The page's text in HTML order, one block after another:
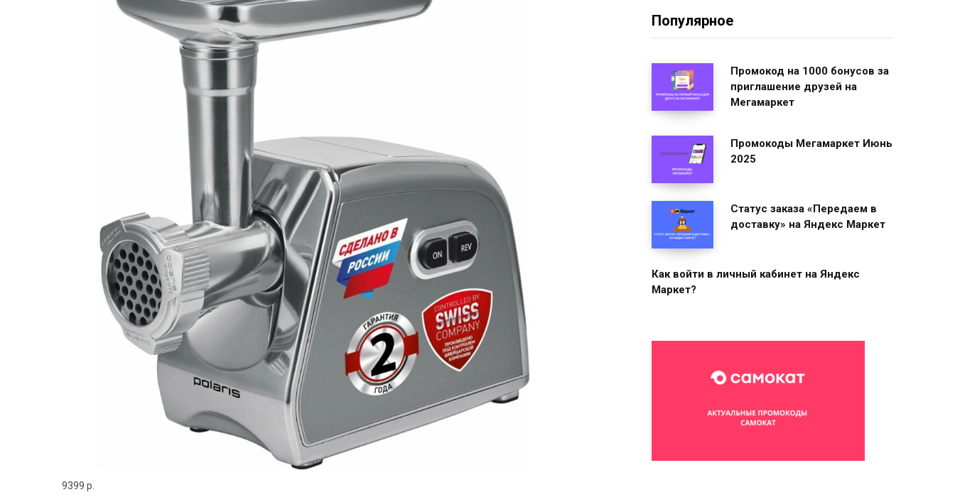
9399 р.
Популярное
Промокод на 1000 бонусов за
приглашение друзей на
Мегамаркет
Промокоды Мегамаркет Июнь
2025
Статус заказа «Передаем в
доставку» на Яндекс Маркет
Как войти в личный кабинет на Яндекс
Маркет?